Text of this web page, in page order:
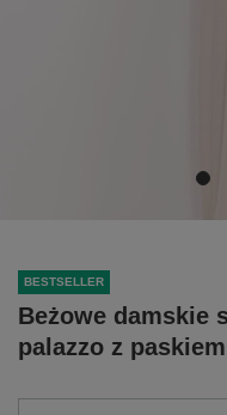
BESTSELLER
Beżowe damskie
palazzo z paskiem